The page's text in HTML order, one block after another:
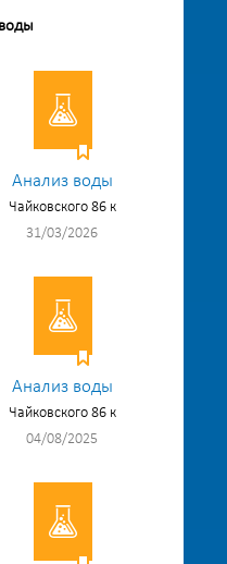
Анализ воды
Чайковского 86 к
31/03/2026
Анализ воды
Чайковского 86 к
04/08/2025